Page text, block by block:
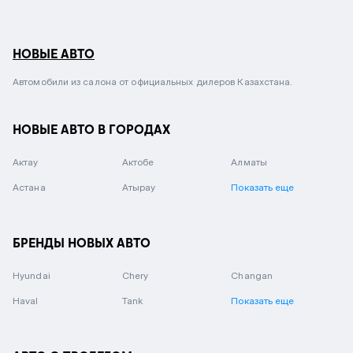
НОВЫЕ АВТО
Автомобили из салона от официальных дилеров Казахстана.
НОВЫЕ АВТО В ГОРОДАХ
Актау Актобе Алматы
Астана Атырау Показать еще
БРЕНДЫ НОВЫХ АВТО
Hyundai Chery Changan
Haval Tank Показать еще